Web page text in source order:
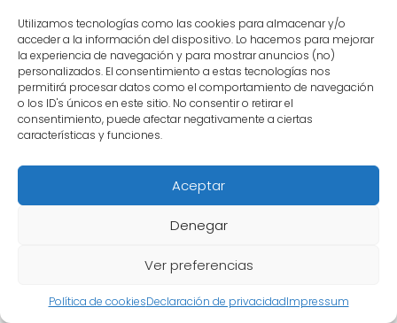
Utilizamos tecnologías como las cookies para almacenar y/o
acceder a la información del dispositivo. Lo hacemos para mejorar
la experiencia de navegación y para mostrar anuncios (no)
personalizados. El consentimiento a estas tecnologías nos
permitirá procesar datos como el comportamiento de navegación
o los ID's únicos en este sitio. No consentir o retirar el
consentimiento, puede afectar negativamente a ciertas
características y funciones.
Aceptar
Denegar
Ver preferencias
Política de cookiesDeclaración de privacidadImpressum
2. Transformaciones
Ambos personajes también tienen la
capacidad detransformarse. Moro puede
cambiar su apariencia y aumentar su
fuerza absorbiendo la energía de otros
. Del mismo modo, Majin-Boo
absorbiendo a otros seres vivos
Estas transformaciones les permiten
habilidades y niveles de poder.